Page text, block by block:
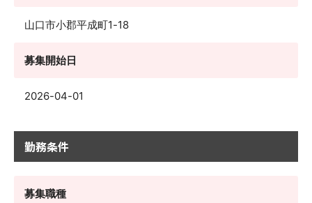
山口市小郡平成町1-18
募集開始日
2026-04-01
勤務条件
募集職種